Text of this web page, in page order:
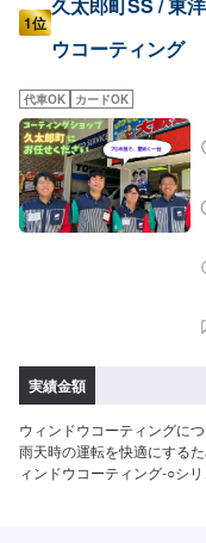
1位
久太郎町SS / 東
ウコーティング
代車OK カードOK
実績金額
ウィンドウコーティングに
雨天時の運転を快適にする
ィンドウコーティング-○シ